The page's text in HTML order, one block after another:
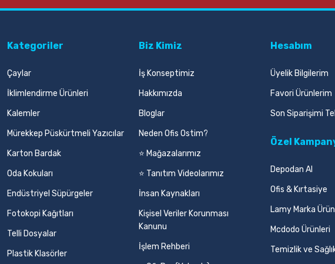
Kategoriler
Çaylar
İklimlendirme Ürünleri
Kalemler
Mürekkep Püskürtmeli Yazıcılar
Karton Bardak
Oda Kokuları
Endüstriyel Süpürgeler
Fotokopi Kağıtları
Telli Dosyalar
Plastik Klasörler
Biz Kimiz
İş Konseptimiz
Hakkımızda
Bloglar
Neden Ofis Ostim?
⭐ Mağazalarımız
⭐ Tanıtım Videolarımız
İnsan Kaynakları
Kişisel Veriler Korunması
Kanunu
İşlem Rehberi
Hesabım
Üyelik Bilgilerim
Favori Ürünlerim
Son Siparişimi
Özel
Depodan Al
Ofis & Kırtasiye
Lamy Marka
Mcdodo Ürünleri
Temizlik ve